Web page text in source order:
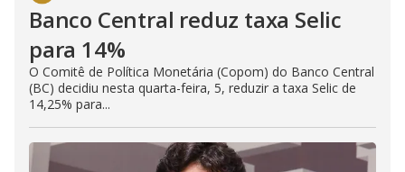
Banco Central reduz taxa Selic
para 14%
O Comitê de Política Monetária (Copom) do Banco Central
(BC) decidiu nesta quarta-feira, 5, reduzir a taxa Selic de
14,25% para...